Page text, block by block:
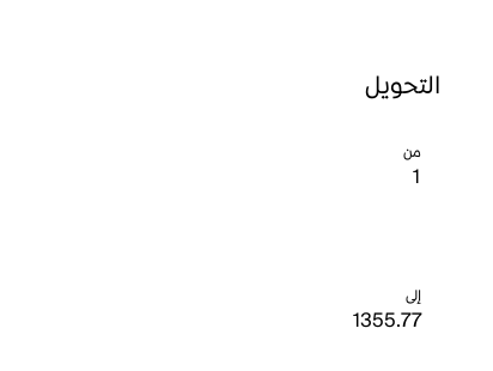
التحويل
من
إلى